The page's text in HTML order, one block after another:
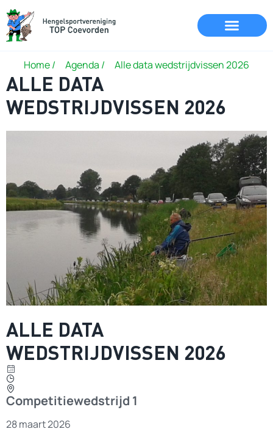
Home / Agenda / Alle data wedstrijdvissen 2026
ALLE DATA
WEDSTRIJDVISSEN 2026
ALLE DATA
WEDSTRIJDVISSEN 2026
Competitiewedstrijd 1
28 maart 2026